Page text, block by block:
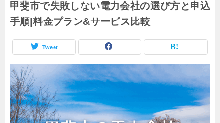
甲斐市で失敗しない電力会社の選び方と申込
手順|料金プラン&サービス比較
Tweet